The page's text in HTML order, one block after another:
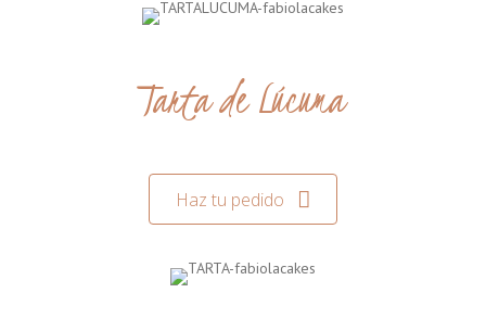
Tarta de Lúcuma
Haz tu pedido